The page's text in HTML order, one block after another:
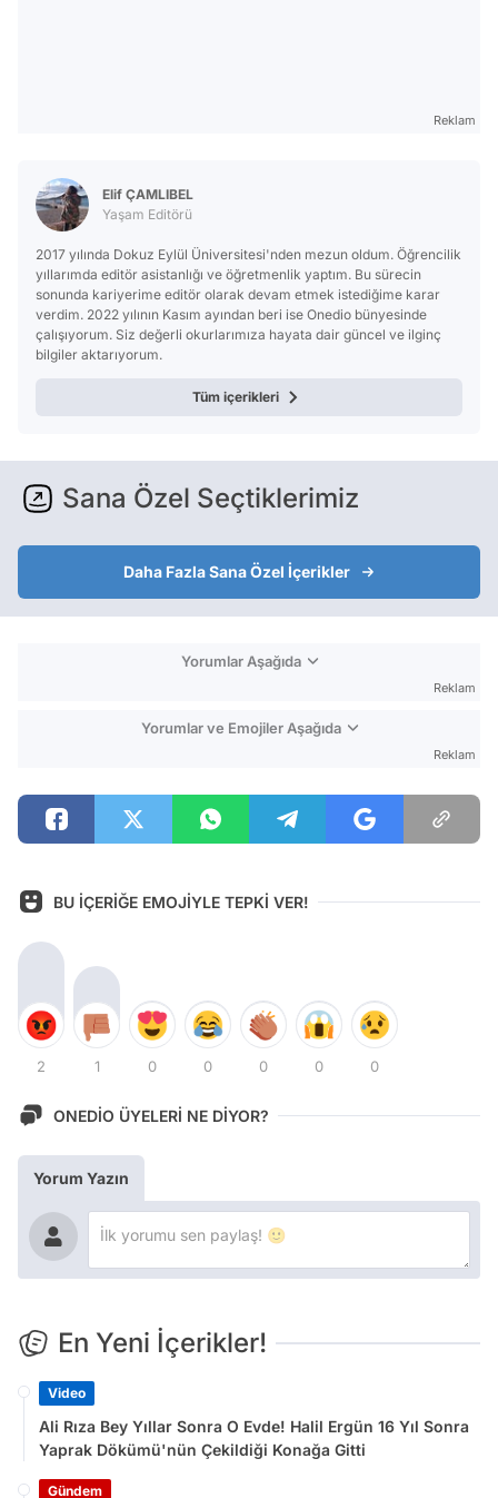
Reklam
Elif ÇAMLIBEL
Yaşam Editörü
2017 yılında Dokuz Eylül Üniversitesi'nden mezun oldum. Öğrencilik
yıllarımda editör asistanlığı ve öğretmenlik yaptım. Bu sürecin
sonunda kariyerime editör olarak devam etmek istediğime karar
verdim. 2022 yılının Kasım ayından beri ise Onedio bünyesinde
çalışıyorum. Siz değerli okurlarımıza hayata dair güncel ve ilginç
bilgiler aktarıyorum.
Tüm içerikleri
Sana Özel Seçtiklerimiz
Daha Fazla Sana Özel İçerikler
Yorumlar Aşağıda
Reklam
Yorumlar ve Emojiler Aşağıda
Reklam
BU İÇERİĞE EMOJİYLE TEPKİ VER!
2 1 0 0 0 0 0
ONEDİO ÜYELERİ NE DİYOR?
Yorum Yazın
En Yeni İçerikler!
Video
Ali Rıza Bey Yıllar Sonra O Evde! Halil Ergün 16 Yıl Sonra
Yaprak Dökümü'nün Çekildiği Konağa Gitti
Gündem